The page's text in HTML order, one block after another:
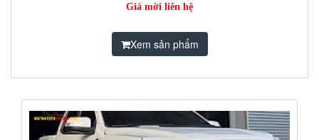
Giá mời liên hệ
Xem sản phẩm